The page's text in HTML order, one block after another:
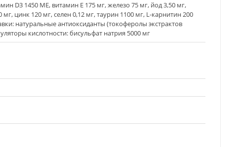
D3 1450 МЕ, витамин Е 175 мг, железо 75 мг, йод 3,50 мг,
цинк 120 мг, селен 0,12 мг, таурин 1100 мг, L-карнитин 200
натуральные антиоксиданты (токоферолы экстрактов
кислотности: бисульфат натрия 5000 мг